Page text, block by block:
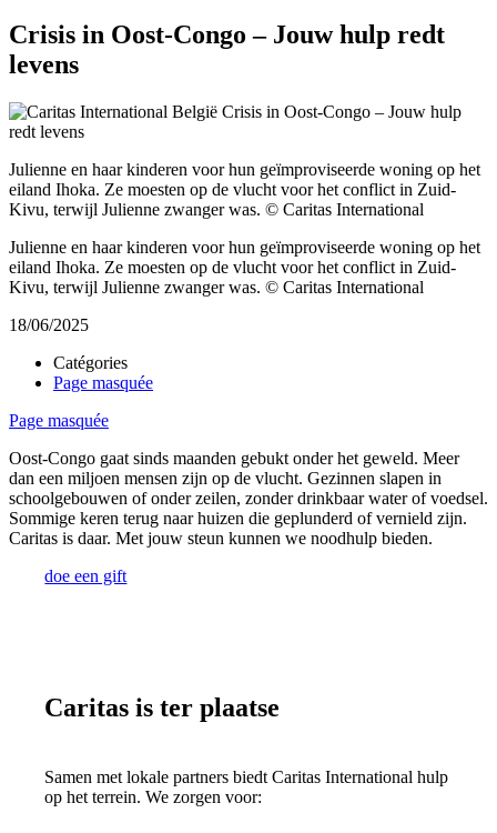
Crisis in Oost-Congo – Jouw hulp redt
levens
Julienne en haar kinderen voor hun geïmproviseerde woning op het
eiland Ihoka. Ze moesten op de vlucht voor het conflict in Zuid-
Kivu, terwijl Julienne zwanger was. © Caritas International
Julienne en haar kinderen voor hun geïmproviseerde woning op het
eiland Ihoka. Ze moesten op de vlucht voor het conflict in Zuid-
Kivu, terwijl Julienne zwanger was. © Caritas International
18/06/2025
Catégories
Page masquée
Page masquée
Oost-Congo gaat sinds maanden gebukt onder het geweld. Meer
dan een miljoen mensen zijn op de vlucht. Gezinnen slapen in
schoolgebouwen of onder zeilen, zonder drinkbaar water of voedsel.
Sommige keren terug naar huizen die geplunderd of vernield zijn.
Caritas is daar. Met jouw steun kunnen we noodhulp bieden.
doe een gift
Caritas is ter plaatse
Samen met lokale partners biedt Caritas International hulp
op het terrein. We zorgen voor: